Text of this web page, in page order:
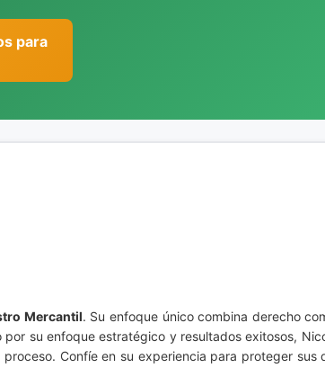
para
Mercantil. Su enfoque único combina derecho
su enfoque estratégico y resultados exitosos,
Confíe en su experiencia para proteger sus